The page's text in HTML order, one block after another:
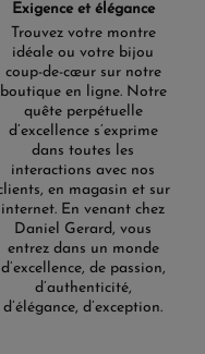
Exigence et élégance
Trouvez votre montre
idéale ou votre bijou
coup-de-cœur sur notre
boutique en ligne. Notre
quête perpétuelle
d’excellence s’exprime
dans toutes les
interactions avec nos
en magasin et sur
internet. En venant chez
Daniel Gerard, vous
entrez dans un monde
d’excellence, de passion,
d’authenticité,
d’élégance, d’exception.